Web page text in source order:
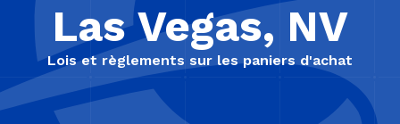
Las Vegas, NV
Lois et règlements sur les paniers d'achat